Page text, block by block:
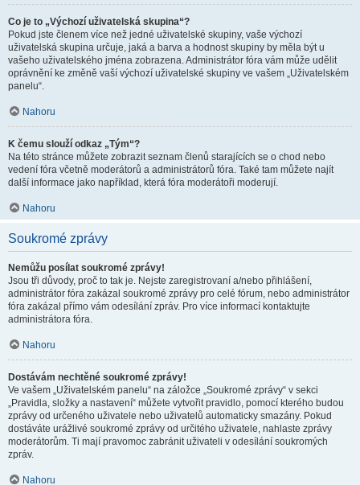
Co je to „Výchozí uživatelská skupina“?
Pokud jste členem více než jedné uživatelské skupiny, vaše výchozí
uživatelská skupina určuje, jaká a barva a hodnost skupiny by měla být u
vašeho uživatelského jména zobrazena. Administrátor fóra vám může udělit
oprávnění ke změně vaší výchozí uživatelské skupiny ve vašem „Uživatelském
panelu“.
Nahoru
K čemu slouží odkaz „Tým“?
Na této stránce můžete zobrazit seznam členů starajících se o chod nebo
vedení fóra včetně moderátorů a administrátorů fóra. Také tam můžete najít
další informace jako například, která fóra moderátoři moderují.
Nahoru
Soukromé zprávy
Nemůžu posílat soukromé zprávy!
Jsou tři důvody, proč to tak je. Nejste zaregistrovaní a/nebo přihlášení,
administrátor fóra zakázal soukromé zprávy pro celé fórum, nebo administrátor
fóra zakázal přímo vám odesílání zpráv. Pro více informací kontaktujte
administrátora fóra.
Nahoru
Dostávám nechtěné soukromé zprávy!
Ve vašem „Uživatelském panelu“ na záložce „Soukromé zprávy“ v sekci
„Pravidla, složky a nastavení“ můžete vytvořit pravidlo, pomocí kterého budou
zprávy od určeného uživatele nebo uživatelů automaticky smazány. Pokud
dostáváte urážlivé soukromé zprávy od určitého uživatele, nahlaste zprávy
moderátorům. Ti mají pravomoc zabránit uživateli v odesílání soukromých
zpráv.
Nahoru